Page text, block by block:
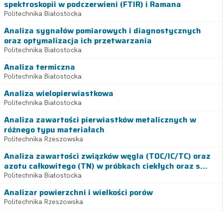
spektroskopii w podczerwieni (FTIR) i Ramana
Politechnika Białostocka
Analiza sygnałów pomiarowych i diagnostycznych
oraz optymalizacja ich przetwarzania
Politechnika Białostocka
Analiza termiczna
Politechnika Białostocka
Analiza wielopierwiastkowa
Politechnika Białostocka
Analiza zawartości pierwiastków metalicznych w
różnego typu materiałach
Politechnika Rzeszowska
Analiza zawartości związków węgla (TOC/IC/TC) oraz
azotu całkowitego (TN) w próbkach ciekłych oraz s...
Politechnika Białostocka
Analizar powierzchni i wielkości porów
Politechnika Rzeszowska